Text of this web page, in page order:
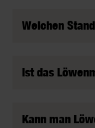
Welchen
Ist das
Kann man